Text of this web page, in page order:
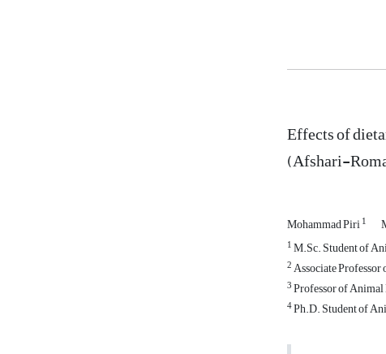
Effects of
(Afshari-
Mohammad Piri1
1M.Sc. Student of
2Associate
3Professor of
4Ph.D. Student of